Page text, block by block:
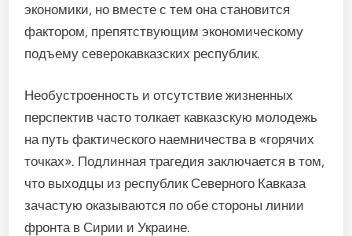
экономики, но вместе с тем она становится
фактором, препятствующим экономическому
подъему северокавказских республик.
Необустроенность и отсутствие жизненных
перспектив часто толкает кавказскую молодежь
на путь фактического наемничества в «горячих
точках». Подлинная трагедия заключается в том,
что выходцы из республик Северного Кавказа
зачастую оказываются по обе стороны линии
фронта в Сирии и Украине.